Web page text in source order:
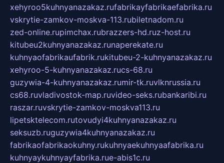
xehyroo5kuhnyanazakaz.rufabrikayfabrikaefabrika.ru
vskrytie-zamkov-moskva-113.rubiletnadom.ru
zed-online.rupimchax.rubrazzers-hd.ruz-host.ru
kitubeu2kuhnyanazakaz.runaperekate.ru
kuhnyaofabrikaufabrik.rukitubeu-2-kuhnyanazakaz.ru
xehyroo-5-kuhnyanazakaz.rucs-68.ru
guzywia-4-kuhnyanazakaz.rumir-tk.ruvlknrussia.ru
cs68.ruvladivostok-map.ruvideo-seks.rubankaribi.ru
raszar.ruvskrytie-zamkov-moskva113.ru
lipetsktelecom.rutovudyi4kuhnyanazakaz.ru
seksuzb.ruguzywia4kuhnyanazakaz.ru
fabrikaofabrikaokuhny.rukuhnyaekuhnyaafabrika.ru
kuhnyaykuhnyayfabrika.rue-abis1c.ru